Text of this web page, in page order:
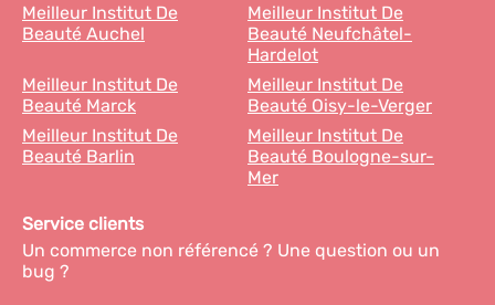
Meilleur Institut De
Beauté Auchel
Meilleur Institut De
Beauté Neufchâtel-
Hardelot
Meilleur Institut De
Beauté Marck
Meilleur Institut De
Beauté Oisy-le-Verger
Meilleur Institut De
Beauté Barlin
Meilleur Institut De
Beauté Boulogne-sur-
Mer
Service clients
Un commerce non référencé ? Une question ou un
bug ?